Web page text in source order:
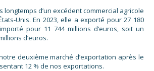
longtemps d’un excédent commercial agricole
Unis. En 2023, elle a exporté pour 27 180
pour 11 744 millions d’euros, soit un
d’euros.
deuxième marché d’exportation après le
12 % de nos exportations.